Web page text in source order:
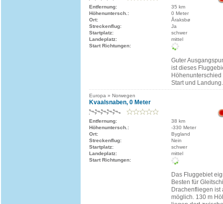
Entfernung:
35 km
Höhenuntersch.:
0 Meter
Ort:
Åraksbø
Streckenflug:
Ja
Startplatz:
schwer
Landeplatz:
mittel
Start Richtungen:
Guter
ist dieses
Start und Landung.
Europa » Norwegen
Kvaalsnaben, 0 Meter
Entfernung:
38 km
Höhenuntersch.:
-330 Meter
Ort:
Bygland
Streckenflug:
Nein
Startplatz:
schwer
Landeplatz:
mittel
Start Richtungen:
Das Fluggebiet
Besten für
Drachenfliegen ist
möglich. 130 m